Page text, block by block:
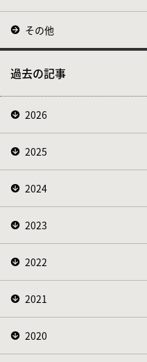
その他
過去の記事
2026
2025
2024
2023
2022
2021
2020